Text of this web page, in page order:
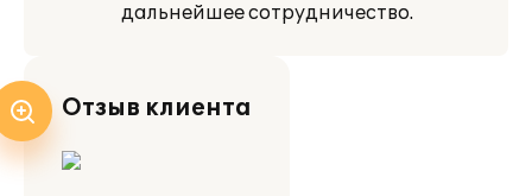
дальнейшее сотрудничество.
Отзыв клиента